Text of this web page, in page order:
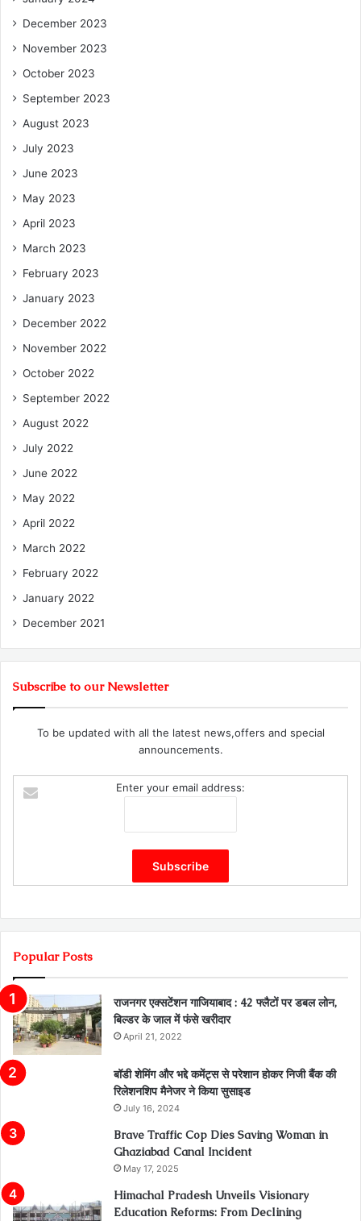
December 2023
November 2023
October 2023
September 2023
August 2023
July 2023
June 2023
May 2023
April 2023
March 2023
February 2023
January 2023
December 2022
November 2022
October 2022
September 2022
August 2022
July 2022
June 2022
May 2022
April 2022
March 2022
February 2022
January 2022
December 2021
Subscribe to our Newsletter
To be updated with all the latest news,offers and special
announcements.
Enter your email address:
Popular Posts
राजनगर एक्सटेंशन गाजियाबाद : 42 फ्लैटों पर डबल लोन,
बिल्डर के जाल में फंसे खरीदार
April 21, 2022
बॉडी शेमिंग और भद्दे कमेंट्स से परेशान होकर निजी बैंक की
रिलेशनशिप मैनेजर ने किया सुसाइड
July 16, 2024
Brave Traffic Cop Dies Saving Woman in
Ghaziabad Canal Incident
May 17, 2025
Himachal Pradesh Unveils Visionary
Education Reforms: From Declining